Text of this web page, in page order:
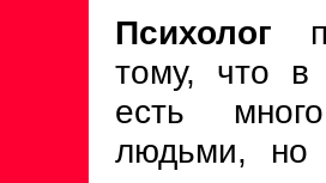
Психолог
тому, что в
есть
людьми, но